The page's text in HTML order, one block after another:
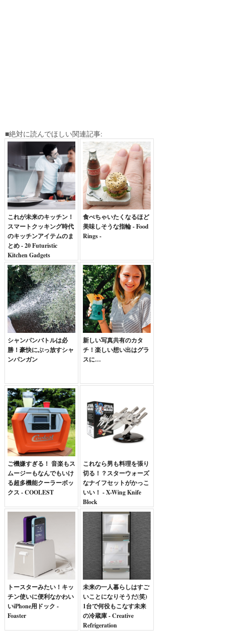
■絶対に読んでほしい関連記事:
これが未来のキッチン！
スマートクッキング時代
のキッチンアイテムのま
とめ - 20 Futuristic
Kitchen Gadgets
食べちゃいたくなるほど
美味しそうな指輪 - Food
Rings -
シャンパンバトルは必
勝！豪快にぶっ放すシャ
ンパンガン
新しい写真共有のカタ
チ！楽しい想い出はグラ
スに…
ご機嫌すぎる！ 音楽もス
ムージーもなんでもいけ
る超多機能クーラーボッ
クス - COOLEST
これなら男も料理を張り
切る！？スターウォーズ
なナイフセットがかっこ
いい！ - X-Wing Knife
Block
トースターみたい！キッ
チン使いに便利なかわい
いiPhone用ドック -
Foaster
未来の一人暮らしはすご
いことになりそうだ(笑)
1台で何役もこなす未来
の冷蔵庫 - Creative
Refrigeration